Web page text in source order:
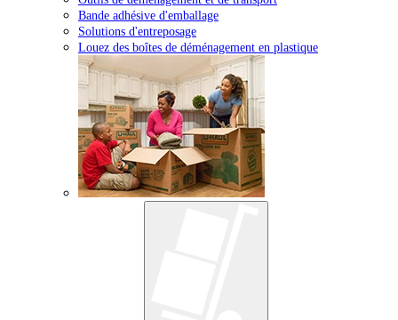
Bande adhésive d'emballage
Solutions d'entreposage
Louez des boîtes de déménagement en plastique